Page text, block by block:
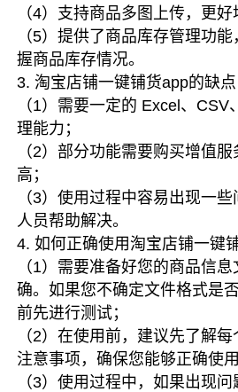
（4）支持商品多图上传，更好
（5）提供了商品库存管理功
握商品库存情况。
3. 淘宝店铺一键铺货app的缺点
（1）需要一定的 Excel、
理能力；
（2）部分功能需要购买增值
高；
（3）使用过程中容易出现一
人员帮助解决。
4. 如何正确使用淘宝店铺一键
（1）需要准备好您的商品信
确。如果您不确定文件格式是
前先进行测试；
（2）在使用前，建议先了解
注意事项，确保您能够正确使用
（3）使用过程中，如果出现